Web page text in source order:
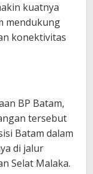
kuatnya
mendukung
konektivitas
BP Batam,
tersebut
Batam dalam
di jalur
Selat Malaka.